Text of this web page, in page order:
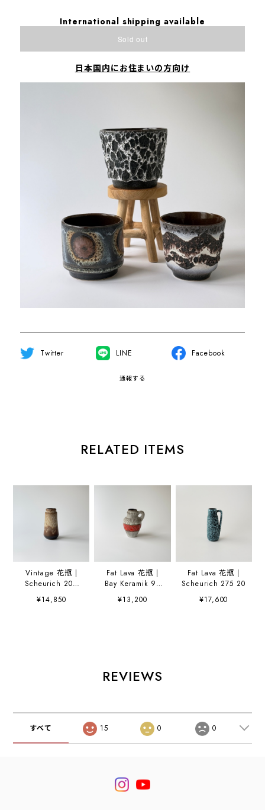
International shipping available
Sold out
日本国内にお住まいの方向け
Twitter LINE Facebook
通報する
RELATED ITEMS
Vintage 花瓶 |
Scheurich 209
18
¥14,850
Fat Lava 花瓶 |
Bay Keramik 95
17
¥13,200
Fat Lava 花瓶 |
Scheurich 275 20
¥17,600
REVIEWS
すべて 15 0 0